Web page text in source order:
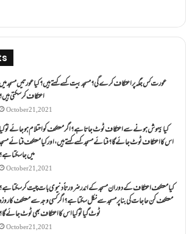
عورت کس جگہ پر اعتکاف کرے گی؟مسجد بیت کسے کہتے ہیں؟کیا عورتیں مسجد
اعتکاف کر سکتی ہیں؟
October 21, 2021
کیا بیہوش ہونے سے اعتکاف ٹوٹ جاتا ہے؟ اگر معتکف کو احتلام ہو جائے تو کیا
اس کا اعتکاف ٹوٹ جائے گا؟فنائے مسجد کسے کہتے ہیں ، اور کیا معتکف فنائے
میں جا سکتا ہے؟
October 21, 2021
کیا معتکف اعتکاف کے دوران مسجد کے اندر ضرورتاً دنیوی بات چیت کر سکتا ہے؟
معتکف کن حاجات کی بنا پر مسجد سے نکل سکتا ہے؟ اگر کسی وجہ سے معتکف کا
ٹوٹ گیا تو کیا اس کا اعتکاف بھی ٹوٹ جائے گا؟
October 21, 2021